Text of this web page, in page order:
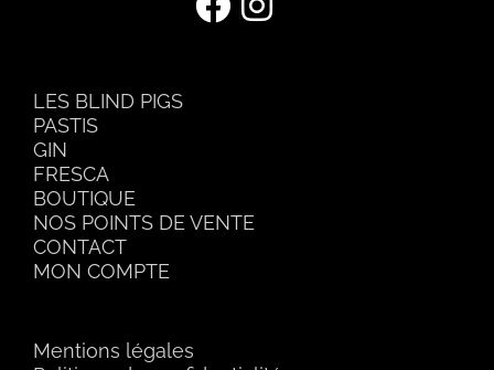
LES BLIND PIGS
PASTIS
GIN
FRESCA
BOUTIQUE
NOS POINTS DE VENTE
CONTACT
MON COMPTE
Mentions légales